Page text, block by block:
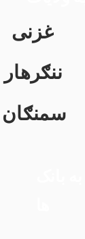
غزنی
ننګرهار
سمنګان